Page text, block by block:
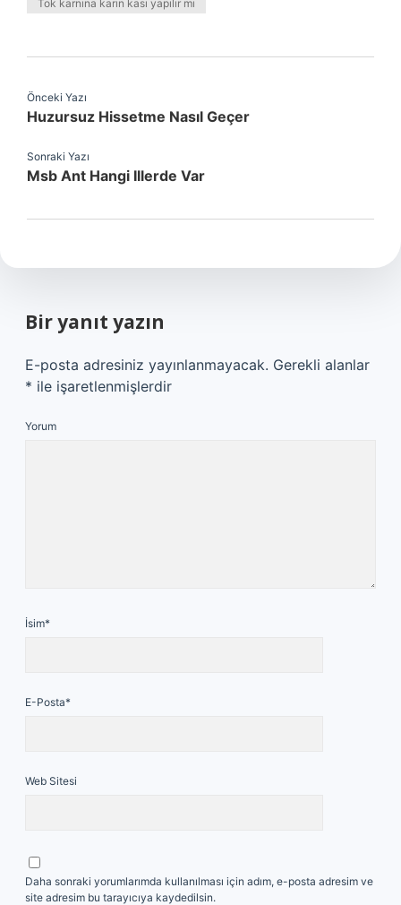
Tok karnına karın kası yapılır mı
Önceki Yazı
Huzursuz Hissetme Nasıl Geçer
Sonraki Yazı
Msb Ant Hangi Illerde Var
Bir yanıt yazın
E-posta adresiniz yayınlanmayacak. Gerekli alanlar
* ile işaretlenmişlerdir
Yorum
İsim*
E-Posta*
Web Sitesi
Daha sonraki yorumlarımda kullanılması için adım, e-posta adresim ve
site adresim bu tarayıcıya kaydedilsin.